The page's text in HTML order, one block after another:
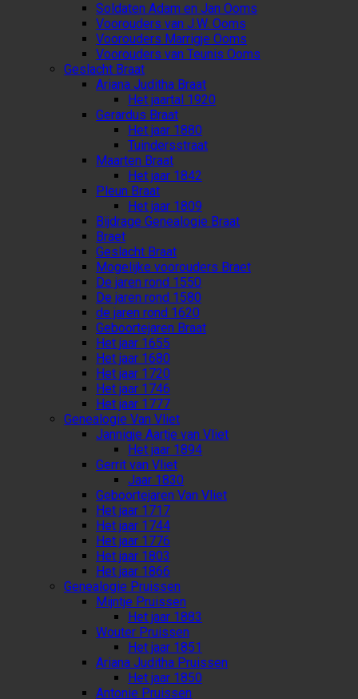
Soldaten Adam en Jan Ooms
Voorouders van J.W. Ooms
Voorouders Marrigje Ooms
Voorouders van Teunis Ooms
Geslacht Braat
Ariana Juditha Braat
Het jaartal 1920
Gerardus Braat
Het jaar 1880
Tuindersstraat
Maarten Braat
Het jaar 1842
Pleun Braat
Het jaar 1809
Bijdrage Genealogie Braat
Braet
Geslacht Braat
Mogelijke voorouders Braet
De jaren rond 1550
De jaren rond 1580
de jaren rond 1620
Geboortejaren Braat
Het jaar 1655
Het jaar 1680
Het jaar 1720
Het jaar 1746
Het jaar 1777
Genealogie Van Vliet
Jannigje Aartje van Vliet
Het jaar 1894
Gerrit van Vliet
Jaar 1830
Geboortejaren Van Vliet
Het jaar 1717
Het jaar 1744
Het jaar 1776
Het jaar 1803
Het jaar 1866
Genealogie Pruissen
Mijntje Pruissen
Het jaar 1883
Wouter Pruissen
Het jaar 1851
Ariana Juditha Pruissen
Het jaar 1850
Antonie Pruissen